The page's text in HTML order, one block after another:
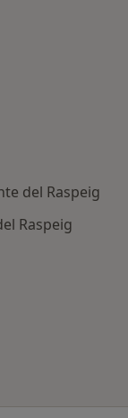
del Raspeig
Raspeig